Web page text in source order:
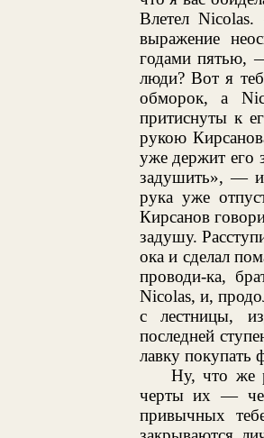
Влетел
выражение
годами
люди? Вот я
обморок, а
притиснуты к
рукою
уже держит его
задушить», — и
рука уже
Кирсанов
задушу.
ока и сделал
проводи-ка,
Nicolas, и,
с лестницы,
последней
лавку покупать
Ну, что же
черты их —
привычных